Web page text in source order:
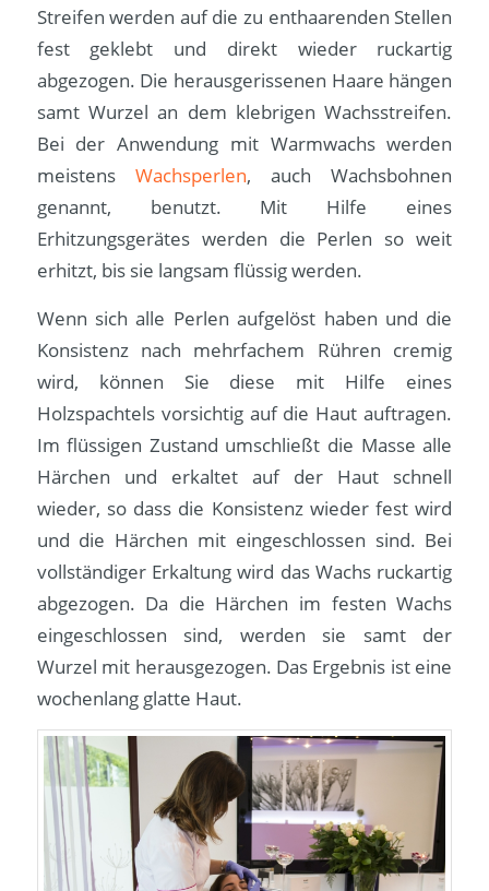
Streifen werden auf die zu enthaarenden Stellen
fest geklebt und direkt wieder ruckartig
abgezogen. Die herausgerissenen Haare hängen
samt Wurzel an dem klebrigen Wachsstreifen.
Bei der Anwendung mit Warmwachs werden
meistens Wachsperlen, auch Wachsbohnen
genannt, benutzt. Mit Hilfe eines
Erhitzungsgerätes werden die Perlen so weit
erhitzt, bis sie langsam flüssig werden.
Wenn sich alle Perlen aufgelöst haben und die
Konsistenz nach mehrfachem Rühren cremig
wird, können Sie diese mit Hilfe eines
Holzspachtels vorsichtig auf die Haut auftragen.
Im flüssigen Zustand umschließt die Masse alle
Härchen und erkaltet auf der Haut schnell
wieder, so dass die Konsistenz wieder fest wird
und die Härchen mit eingeschlossen sind. Bei
vollständiger Erkaltung wird das Wachs ruckartig
abgezogen. Da die Härchen im festen Wachs
eingeschlossen sind, werden sie samt der
Wurzel mit herausgezogen. Das Ergebnis ist eine
wochenlang glatte Haut.